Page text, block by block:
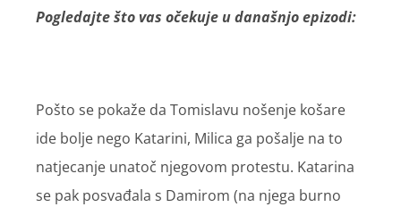
Pogledajte što vas očekuje u današnjo epizodi:
Pošto se pokaže da Tomislavu nošenje košare
ide bolje nego Katarini, Milica ga pošalje na to
natjecanje unatoč njegovom protestu. Katarina
se pak posvađala s Damirom (na njega burno